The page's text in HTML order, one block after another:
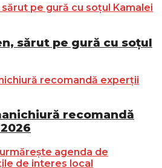
sărut pe gură cu soțul
recomandă